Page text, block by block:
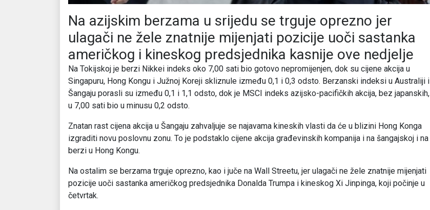
Na azijskim berzama u srijedu se trguje oprezno jer
ulagači ne žele znatnije mijenjati pozicije uoči sastanka
američkog i kineskog predsjednika kasnije ove nedjelje
Na Tokijskoj je berzi Nikkei indeks oko 7,00 sati bio gotovo nepromijenjen, dok su cijene akcija u
Singapuru, Hong Kongu i Južnoj Koreji skliznule između 0,1 i 0,3 odsto. Berzanski indeksi u Australiji i
Šangaju porasli su između 0,1 i 1,1 odsto, dok je MSCI indeks azijsko-pacifičkih akcija, bez japanskih,
u 7,00 sati bio u minusu 0,2 odsto.
Znatan rast cijena akcija u Šangaju zahvaljuje se najavama kineskih vlasti da će u blizini Hong Konga
izgraditi novu poslovnu zonu. To je podstaklo cijene akcija građevinskih kompanija i na šangajskoj i na
berzi u Hong Kongu.
Na ostalim se berzama trguje oprezno, kao i juče na Wall Streetu, jer ulagači ne žele znatnije mijenjati
pozicije uoči sastanka američkog predsjednika Donalda Trumpa i kineskog Xi Jinpinga, koji počinje u
četvrtak.